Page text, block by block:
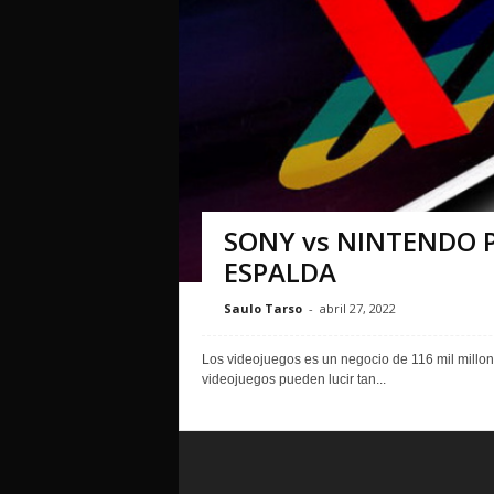
SONY vs NINTENDO
ESPALDA
Saulo Tarso - abril 27, 2022
Los videojuegos es un negocio de 116 mil
videojuegos pueden lucir tan...